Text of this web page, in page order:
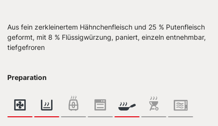
Aus fein zerkleinertem Hähnchenfleisch und 25 % Putenfleisch
geformt, mit 8 % Flüssigwürzung, paniert, einzeln entnehmbar,
tiefgefroren
Preparation